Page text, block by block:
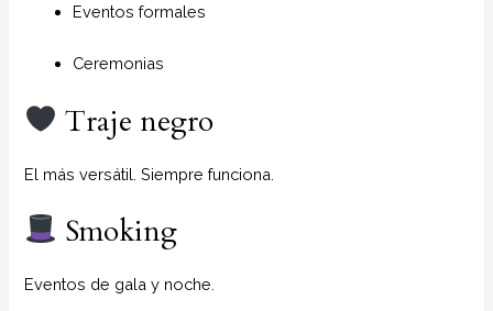
Eventos formales
Ceremonias
Traje negro
El más versátil. Siempre funciona.
Smoking
Eventos de gala y noche.